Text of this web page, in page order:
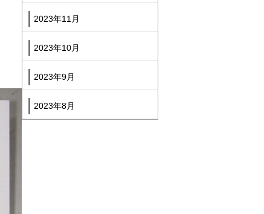
2023年11月
2023年10月
2023年9月
2023年8月